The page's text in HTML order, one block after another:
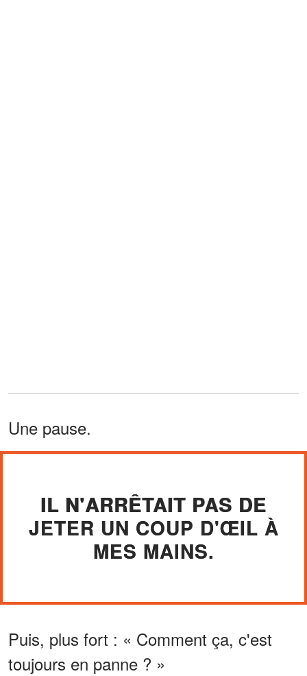
Une pause.
IL N'ARRÊTAIT PAS DE
JETER UN COUP D'ŒIL À
MES MAINS.
Puis, plus fort : « Comment ça, c'est
toujours en panne ? »